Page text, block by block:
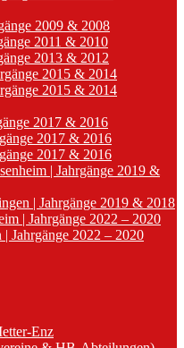
2009 & 2008
2011 & 2010
2013 & 2012
2015 & 2014
2015 & 2014
2017 & 2016
2017 & 2016
2017 & 2016
| Jahrgänge 2019 &
| Jahrgänge 2019 & 2018
| Jahrgänge 2022 – 2020
Jahrgänge 2022 – 2020
Enz